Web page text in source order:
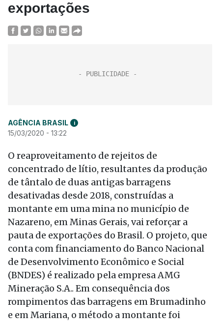
exportações
AGÊNCIA BRASIL i
15/03/2020 - 13:22
O reaproveitamento de rejeitos de
concentrado de lítio, resultantes da produção
de tântalo de duas antigas barragens
desativadas desde 2018, construídas a
montante em uma mina no município de
Nazareno, em Minas Gerais, vai reforçar a
pauta de exportações do Brasil. O projeto, que
conta com financiamento do Banco Nacional
de Desenvolvimento Econômico e Social
(BNDES) é realizado pela empresa AMG
Mineração S.A.. Em consequência dos
rompimentos das barragens em Brumadinho
e em Mariana, o método a montante foi